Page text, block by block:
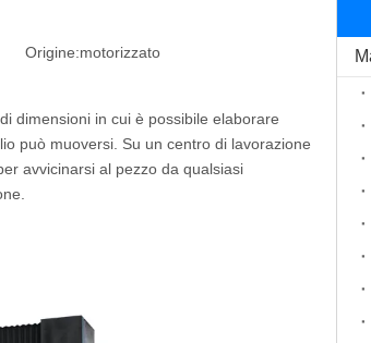
Origine:motorizzato
dimensioni in cui è possibile elaborare
può muoversi. Su un centro di lavorazione
avvicinarsi al pezzo da qualsiasi